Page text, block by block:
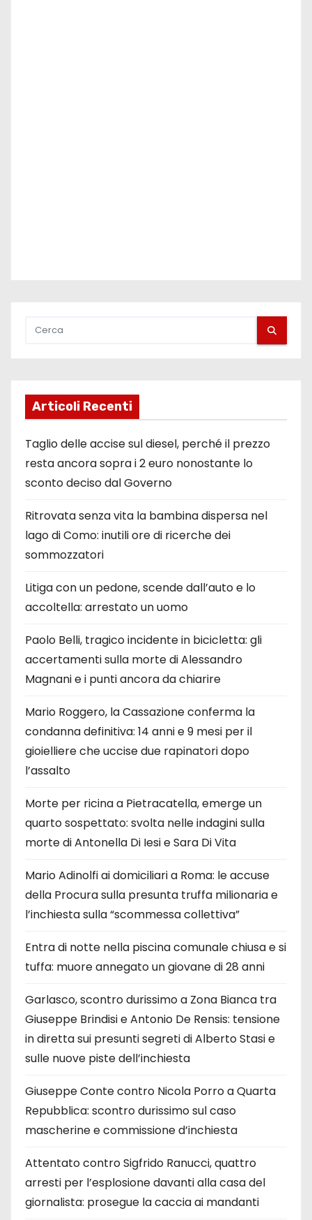
Articoli Recenti
Taglio delle accise sul diesel, perché il prezzo
resta ancora sopra i 2 euro nonostante lo
sconto deciso dal Governo
Ritrovata senza vita la bambina dispersa nel
lago di Como: inutili ore di ricerche dei
sommozzatori
Litiga con un pedone, scende dall’auto e lo
accoltella: arrestato un uomo
Paolo Belli, tragico incidente in bicicletta: gli
accertamenti sulla morte di Alessandro
Magnani e i punti ancora da chiarire
Mario Roggero, la Cassazione conferma la
condanna definitiva: 14 anni e 9 mesi per il
gioielliere che uccise due rapinatori dopo
l’assalto
Morte per ricina a Pietracatella, emerge un
quarto sospettato: svolta nelle indagini sulla
morte di Antonella Di Iesi e Sara Di Vita
Mario Adinolfi ai domiciliari a Roma: le accuse
della Procura sulla presunta truffa milionaria e
l’inchiesta sulla “scommessa collettiva”
Entra di notte nella piscina comunale chiusa e si
tuffa: muore annegato un giovane di 28 anni
Garlasco, scontro durissimo a Zona Bianca tra
Giuseppe Brindisi e Antonio De Rensis: tensione
in diretta sui presunti segreti di Alberto Stasi e
sulle nuove piste dell’inchiesta
Giuseppe Conte contro Nicola Porro a Quarta
Repubblica: scontro durissimo sul caso
mascherine e commissione d’inchiesta
Attentato contro Sigfrido Ranucci, quattro
arresti per l’esplosione davanti alla casa del
giornalista: prosegue la caccia ai mandanti